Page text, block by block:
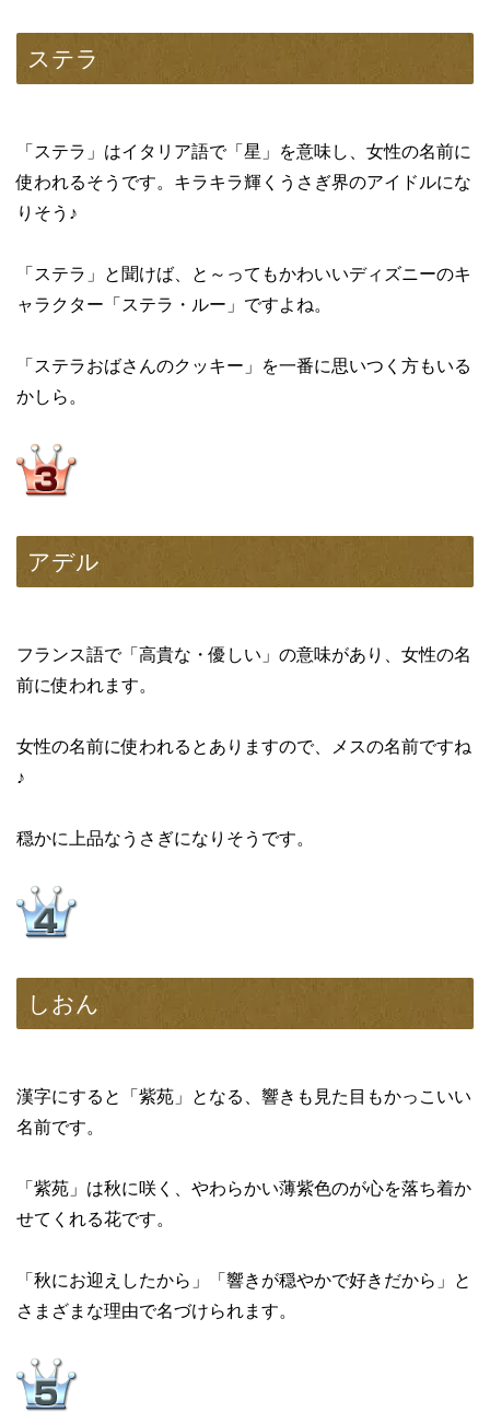
ステラ
「ステラ」はイタリア語で「星」を意味し、女性の名前に
使われるそうです。キラキラ輝くうさぎ界のアイドルにな
りそう♪
「ステラ」と聞けば、と～ってもかわいいディズニーのキ
ャラクター「ステラ・ルー」ですよね。
「ステラおばさんのクッキー」を一番に思いつく方もいる
かしら。
アデル
フランス語で「高貴な・優しい」の意味があり、女性の名
前に使われます。
女性の名前に使われるとありますので、メスの名前ですね
♪
穏かに上品なうさぎになりそうです。
しおん
漢字にすると「紫苑」となる、響きも見た目もかっこいい
名前です。
「紫苑」は秋に咲く、やわらかい薄紫色のが心を落ち着か
せてくれる花です。
「秋にお迎えしたから」「響きが穏やかで好きだから」と
さまざまな理由で名づけられます。